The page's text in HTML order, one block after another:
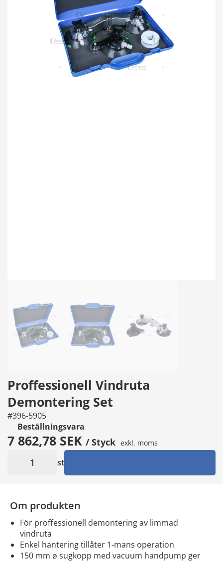
Proffessionell Vindruta
Demontering Set
#396-5905
Beställningsvara
7 862,78 SEK / Styck exkl. moms
st
Om produkten
för proffessionell demontering av limmad
vindruta
enkel hantering tillåter 1-mans operation
150 mm ø sugkopp med vacuum handpump ger